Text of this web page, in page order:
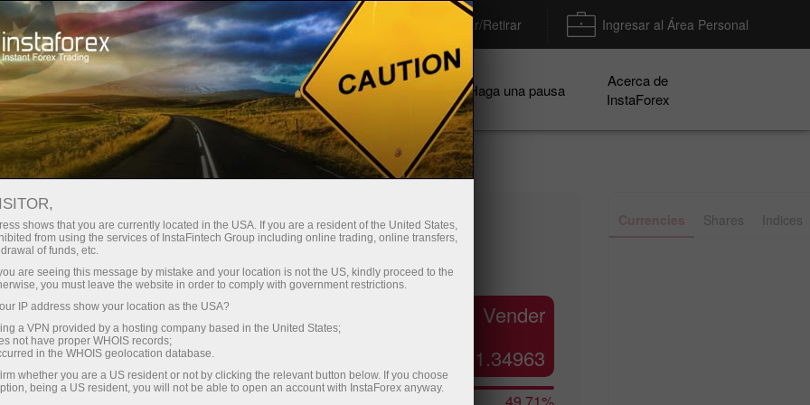
de la cuenta Plataforma comercial Depositar/Retirar Ingresar al Área Personal
Principiantes Para Inversionistas Para Socios Campañas Haga una pausa
Acerca de
InstaForex
GBPUSD
1.34993 (%)
07 Aug 2026 17:52
Vender
1.34963
- 7 August 2026 1 year / 2 years / 3 years / 4 years| Actual Forecast Previous| Line Bar
Currencies Shares Indices
shows that you are currently located in the USA. If you are a resident of the United States,
from using the services of InstaFintech Group including online trading, online transfers,
of funds, etc.
are seeing this message by mistake and your location is not the US, kindly proceed to the
you must leave the website in order to comply with government restrictions.
IP address show your location as the USA?
a VPN provided by a hosting company based in the United States;
not have proper WHOIS records;
in the WHOIS geolocation database.
whether you are a US resident or not by clicking the relevant button below. If you choose
being a US resident, you will not be able to open an account with InstaForex anyway.